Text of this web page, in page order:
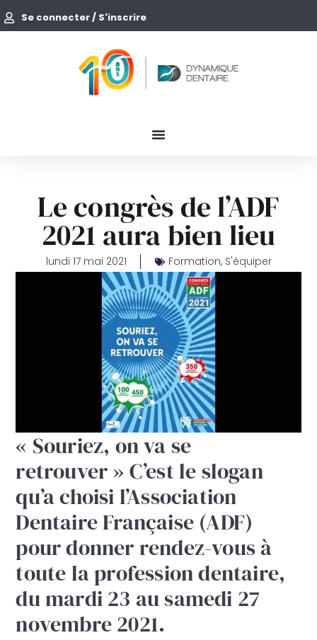
Se connecter / S'inscrire
Le congrès de l’ADF
2021 aura bien lieu
lundi 17 mai 2021 Formation, S'équiper
« Souriez, on va se
retrouver » C’est le slogan
qu’a choisi l’Association
Dentaire Française (ADF)
pour donner rendez-vous à
toute la profession dentaire,
du mardi 23 au samedi 27
novembre 2021.